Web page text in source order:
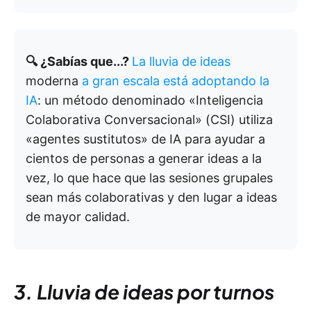
🔍 ¿Sabías que...? La lluvia de ideas
moderna a gran escala está adoptando la
IA: un método denominado «Inteligencia
Colaborativa Conversacional» (CSI) utiliza
«agentes sustitutos» de IA para ayudar a
cientos de personas a generar ideas a la
vez, lo que hace que las sesiones grupales
sean más colaborativas y den lugar a ideas
de mayor calidad.
3. Lluvia de ideas por turnos